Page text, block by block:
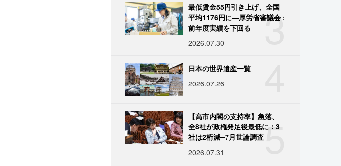
3
最低賃金55円引き上げ、全国
平均1176円に―厚労省審議会 :
前年度実績を下回る
2026.07.30
日本の世界遺産一覧
2026.07.26
5
【高市内閣の支持率】急落、
全8社が政権発足後最低に：3
社は2桁減─7月世論調査
2026.07.31